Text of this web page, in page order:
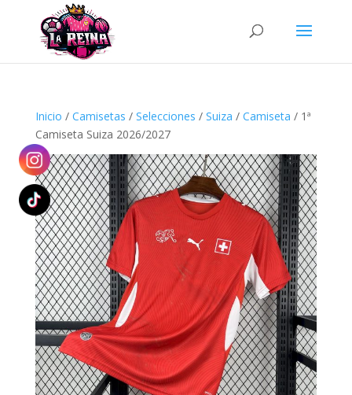
Búsqueda
productos
Inicio / Camisetas / Selecciones / Suiza / Camiseta / 1ª
Camiseta Suiza 2026/2027